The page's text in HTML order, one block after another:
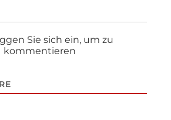
Sie sich ein, um zu
kommentieren